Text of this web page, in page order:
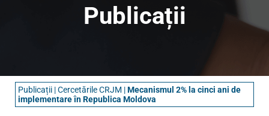
Publicații
Publicații |Cercetările CRJM |Mecanismul 2% la cinci ani de
implementare în Republica Moldova